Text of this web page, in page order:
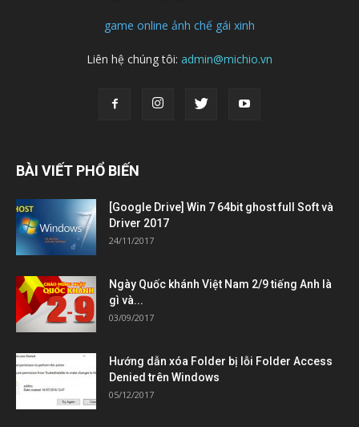
game online ảnh chế gái xinh
Liên hệ chúng tôi: admin@michio.vn
BÀI VIẾT PHỔ BIẾN
[Google Drive] Win 7 64bit ghost full Soft và
Driver 2017
24/11/2017
Ngày Quốc khánh Việt Nam 2/9 tiếng Anh là
gì và...
03/09/2017
Hướng dẫn xóa Folder bị lỗi Folder Access
Denied trên Windows
05/12/2017